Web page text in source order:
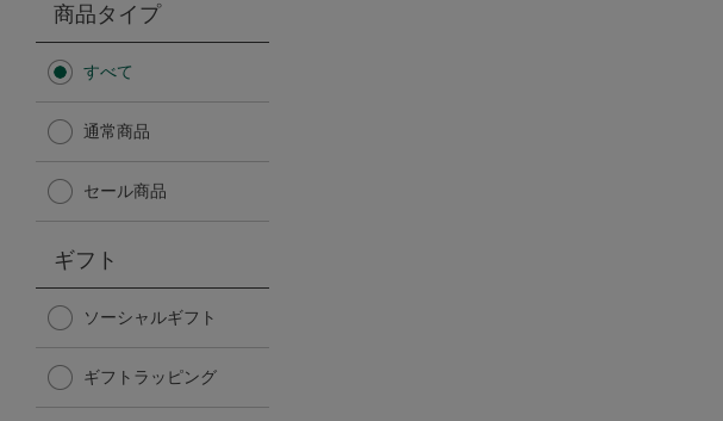
Afternoon Tea TEAROOM
Afternoon Tea TEAROOM
日傘
商品タイプ
すべて
通常商品
セール商品
ギフト
ソーシャルギフト
ギフトラッピング